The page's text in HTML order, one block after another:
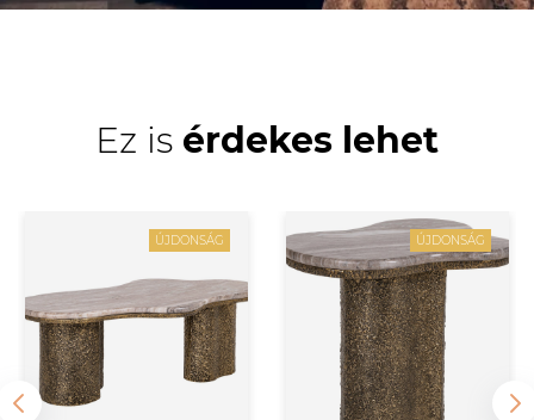
Ez is érdekes lehet
ÚJDONSÁG ÚJDONSÁG